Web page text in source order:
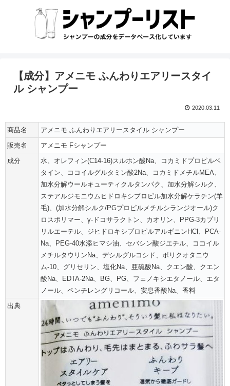
【成分】アメニモ ふんわりエアリースタイ
ル シャンプー
2020.03.11
商品名
アメニモ ふんわりエアリースタイル シャンプー
販売名
アメニモ Fシャンプー
成分
水、オレフィン(C14-16)スルホン酸Na、コカミドプロピルベ
タイン、ココイルグルタミン酸2Na、コカミドメチルMEA、
加水分解ウールキューティクルタンパク、加水分解シルク、
ステアルジモニウムヒドロキシプロピル加水分解ケラチン(羊
毛)、(加水分解シルク/PGプロピルメチルシランジオール)ク
ロスポリマー、γ-ドコサラクトン、カオリン、PPG-3カプリ
リルエーテル、ジヒドロキシプロピルアルギニンHCl、PCA-
Na、PEG-40水添ヒマシ油、セバシン酸ジエチル、ココイル
メチルタウリンNa、デシルグルコシド、ポリクオタニウ
ム-10、グリセリン、塩化Na、亜硫酸Na、クエン酸、クエン
酸Na、EDTA-2Na、BG、PG、フェノキシエタノール、エタ
ノール、ペンチレングリコール、安息香酸Na、香料
出典